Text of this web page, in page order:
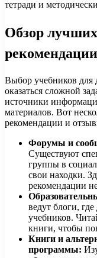
тетради и
Обзор
Выбор учебников для
оказаться сложной
источники
материалов. Вот
рекомендации и
Форумы и
Существуют
группы в
свои находки.
рекомендации
ведут блоги,
учебников.
книги, чтобы
Книги и
программы: